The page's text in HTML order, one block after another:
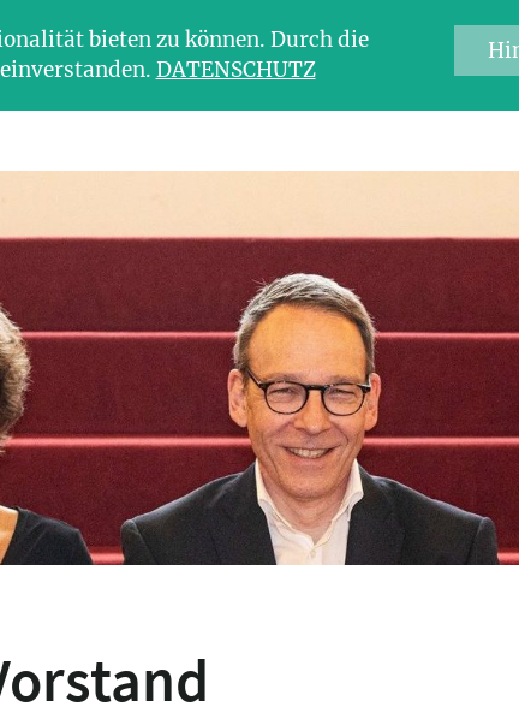
bieten zu können. Durch die
DATENSCHUTZ
Aktuelles Young Friends of EO